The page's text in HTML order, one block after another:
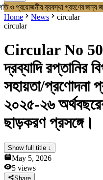
Home
About BJMA
About Us
Secretariat & Staff
Members List
News & Notices
News & Notices
Publications
Media Gallery
Contact Us
প্রয়োজনীয় ব্যবস্থা গ্রহণের
Home News
circular
circular
Circular No 50
দ্রব্যাদি রপ্তানির
সহায়তা/প্রণোদনা
২০২৫-২৬
ছাড়করণ প্রসঙ্গে।
Show full title ↓
May 5, 2026
5 views
Share